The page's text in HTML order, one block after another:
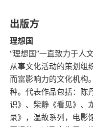
四 理性
第三章 群体的领袖及
一 群体的领袖
二 领袖的行动手段
三 声望
出版方
理想国
“理想国”一直致力于人
从事文化活动的策划组
而富影响力的文化机构
种。代表作品包括：陈
识》、柴静《看见》、
录》，温故系列，电影